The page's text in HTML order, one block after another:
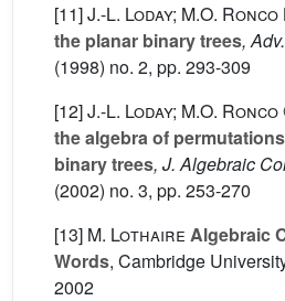
[11]J.-L. Loday; M.O. Ronco
the planar binary trees,
(1998) no. 2, pp. 293-309
[12]J.-L. Loday; M.O. Ronco
the algebra of
binary trees, J. Algebraic
(2002) no. 3, pp. 253-270
[13] M. Lothaire Algebraic
Words, Cambridge
2002